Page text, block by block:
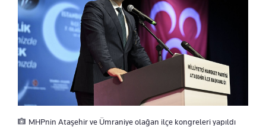
MHPnin Ataşehir ve Ümraniye olağan ilçe kongreleri yapıldı